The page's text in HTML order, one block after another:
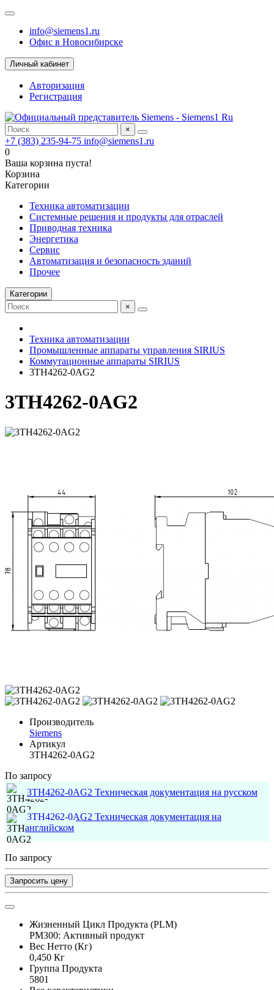
info@siemens1.ru
Офис в Новосибирске
Личный кабинет
Авторизация
Регистрация
×
+7 (383) 235-94-75 info@siemens1.ru
0
Ваша корзина пуста!
Корзина
Категории
Техника автоматизации
Системные решения и продукты для отраслей
Приводная техника
Энергетика
Сервис
Автоматизация и безопасность зданий
Прочее
Категории
×
Техника автоматизации
Промышленные аппараты управления SIRIUS
Коммутационные аппараты SIRIUS
3TH4262-0AG2
3TH4262-0AG2
Производитель
Siemens
Артикул
3TH4262-0AG2
По запросу
3TH4262-0AG2 Техническая документация на русском
3TH4262-0AG2 Техническая документация на
английском
По запросу
Запросить цену
Жизненный Цикл Продукта (PLM)
PM300: Активный продукт
Вес Нетто (Кг)
0,450 Кг
Группа Продукта
5801